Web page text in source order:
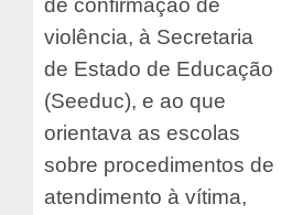
violência, à Secretaria
de Estado de Educação
(Seeduc), e ao que
orientava as escolas
sobre procedimentos de
atendimento à vítima,